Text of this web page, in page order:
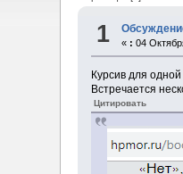
1 « : 04
Курсив для
Встречается
Цитировать